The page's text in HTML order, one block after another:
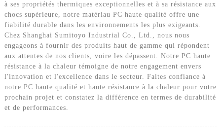
à ses propriétés thermiques exceptionnelles et à sa résistance aux
chocs supérieure, notre matériau PC haute qualité offre une
fiabilité durable dans les environnements les plus exigeants.
Chez Shanghai Sumitoyo Industrial Co., Ltd., nous nous
engageons à fournir des produits haut de gamme qui répondent
aux attentes de nos clients, voire les dépassent. Notre PC haute
résistance à la chaleur témoigne de notre engagement envers
l'innovation et l'excellence dans le secteur. Faites confiance à
notre PC haute qualité et haute résistance à la chaleur pour votre
prochain projet et constatez la différence en termes de durabilité
et de performances.